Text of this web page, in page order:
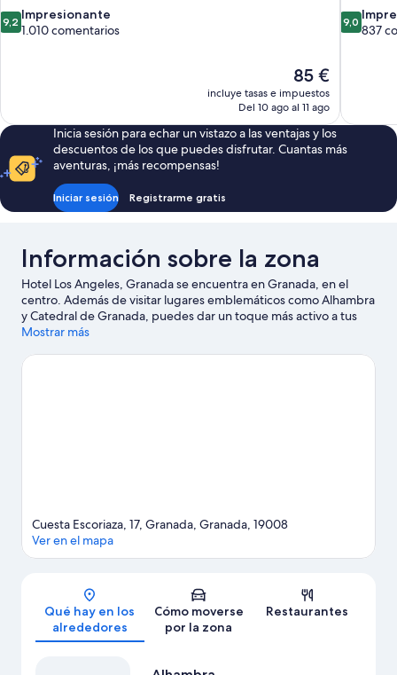
9.2
sobre
9,2 Impresionante
1.010 comentarios
El
precio
actual
de
85 €
85 €
incluye tasas e impuestos
Del 10 ago al 11 ago
9.0
sobre
9,0
837
Inicia sesión para echar un vistazo a las ventajas y los
descuentos de los que puedes disfrutar. Cuantas más
aventuras, ¡más recompensas!
Iniciar sesión Registrarme gratis
Información sobre la zona
Hotel Los Angeles, Granada se encuentra en Granada, en el
centro. Además de visitar lugares emblemáticos como Alhambra
y Catedral de Granada, puedes dar un toque más activo a tus
vacaciones en Estación de esquí de Sierra Nevada. ¿Te apetece
de Estadio Nuevo Los Cármenes o Feria de Muestras de Armilla.
Mostrar más
Mapa
Cuesta Escoriaza, 17, Granada, Granada, 19008
Ver en el mapa
Qué hay en los
alrededores
Cómo moverse
por la zona
Restaurantes